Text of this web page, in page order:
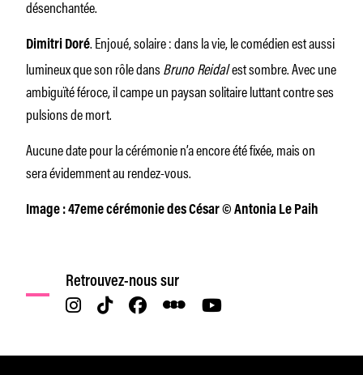
désenchantée.
Dimitri Doré. Enjoué, solaire : dans la vie, le comédien est aussi
lumineux que son rôle dansBruno Reidalest sombre. Avec une
ambiguïté féroce, il campe un paysan solitaire luttant contre ses
pulsions de mort.
Aucune date pour la cérémonie n’a encore été fixée, mais on
sera évidemment au rendez-vous.
Image : 47eme cérémonie des César © Antonia Le Paih
Retrouvez-nous sur